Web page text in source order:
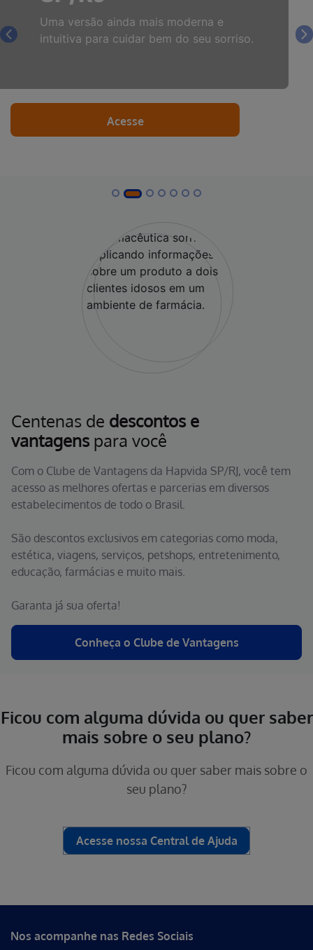
Uma versão ainda mais moderna e
intuitiva para cuidar bem do seu sorriso.
Acesse
Previous
Centenas de descontos e
vantagens para você
Com o Clube de Vantagens da Hapvida SP/RJ, você tem
acesso as melhores ofertas e parcerias em diversos
estabelecimentos de todo o Brasil.
São descontos exclusivos em categorias como moda,
estética, viagens, serviços, petshops, entretenimento,
educação, farmácias e muito mais.
Garanta já sua oferta!
Conheça o Clube de Vantagens
Ficou com alguma dúvida ou quer saber
mais sobre o seu plano?
Ficou com alguma dúvida ou quer saber mais sobre o
seu plano?
Acesse nossa Central de Ajuda
Nos acompanhe nas Redes Sociais